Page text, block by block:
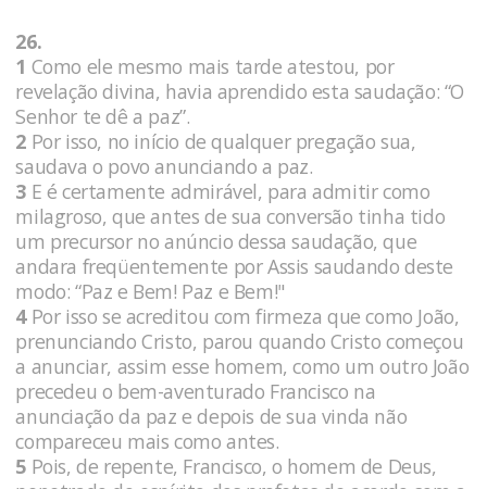
26.
1 Como ele mesmo mais tarde atestou, por
revelação divina, havia aprendido esta saudação: “O
Senhor te dê a paz”.
2 Por isso, no início de qualquer pregação sua,
saudava o povo anunciando a paz.
3 E é certamente admirável, para admitir como
milagroso, que antes de sua conversão tinha tido
um precursor no anúncio dessa saudação, que
andara freqüentemente por Assis saudando deste
modo: “Paz e Bem! Paz e Bem!"
4Por isso se acreditou com firmeza que como João,
prenunciando Cristo, parou quando Cristo começou
a anunciar, assim esse homem, como um outro João
precedeu o bem-aventurado Francisco na
anunciação da paz e depois de sua vinda não
compareceu mais como antes.
5 Pois, de repente, Francisco, o homem de Deus,